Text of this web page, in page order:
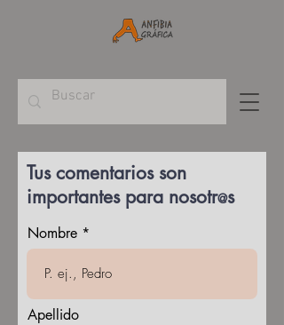
Tus comentarios son
importantes para nosotr@s
Nombre
Apellido